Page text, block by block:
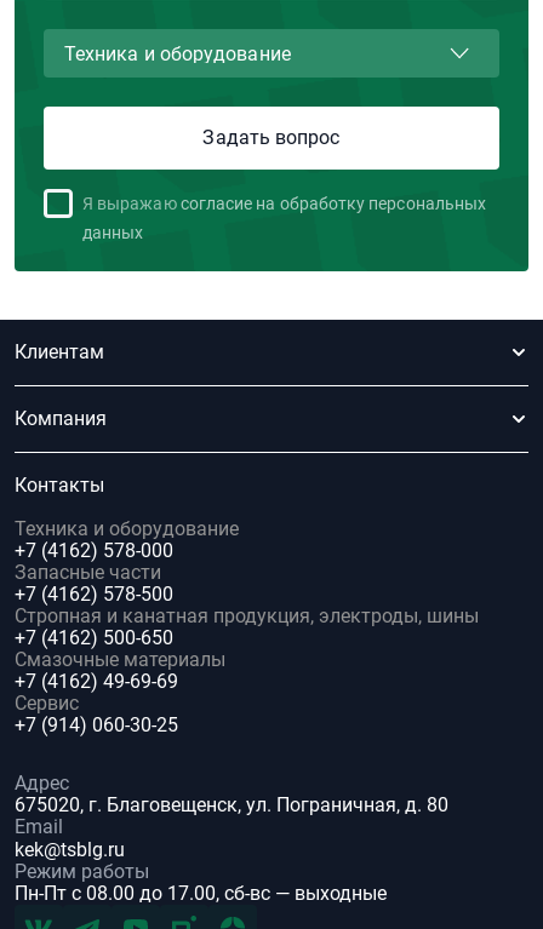
Я выражаю согласие на обработку персональных
данных
Клиентам
Компания
Контакты
Техника и оборудование
+7 (4162) 578-000
Запасные части
+7 (4162) 578-500
Стропная и канатная продукция, электроды, шины
+7 (4162) 500-650
Смазочные материалы
+7 (4162) 49-69-69
Сервис
+7 (914) 060-30-25
Адрес
675020, г. Благовещенск, ул. Пограничная, д. 80
Email
kek@tsblg.ru
Режим работы
Пн-Пт с 08.00 до 17.00, сб-вс — выходные